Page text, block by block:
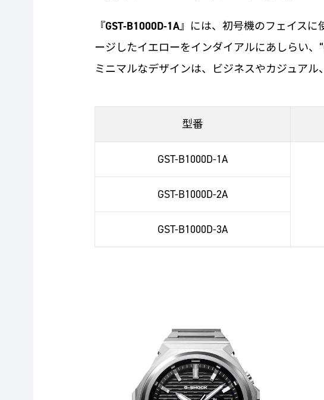
『GST-B1000D-1A』には、初号機のフェイスに
ージしたイエローをインダイアルにあしらい、
ミニマルなデザインは、ビジネスやカジュアル
型番
GST-B1000D-1A
GST-B1000D-2A
GST-B1000D-3A